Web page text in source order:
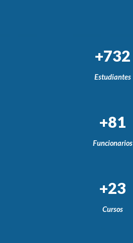
+732
Estudiantes
+81
Funcionarios
+23
Cursos